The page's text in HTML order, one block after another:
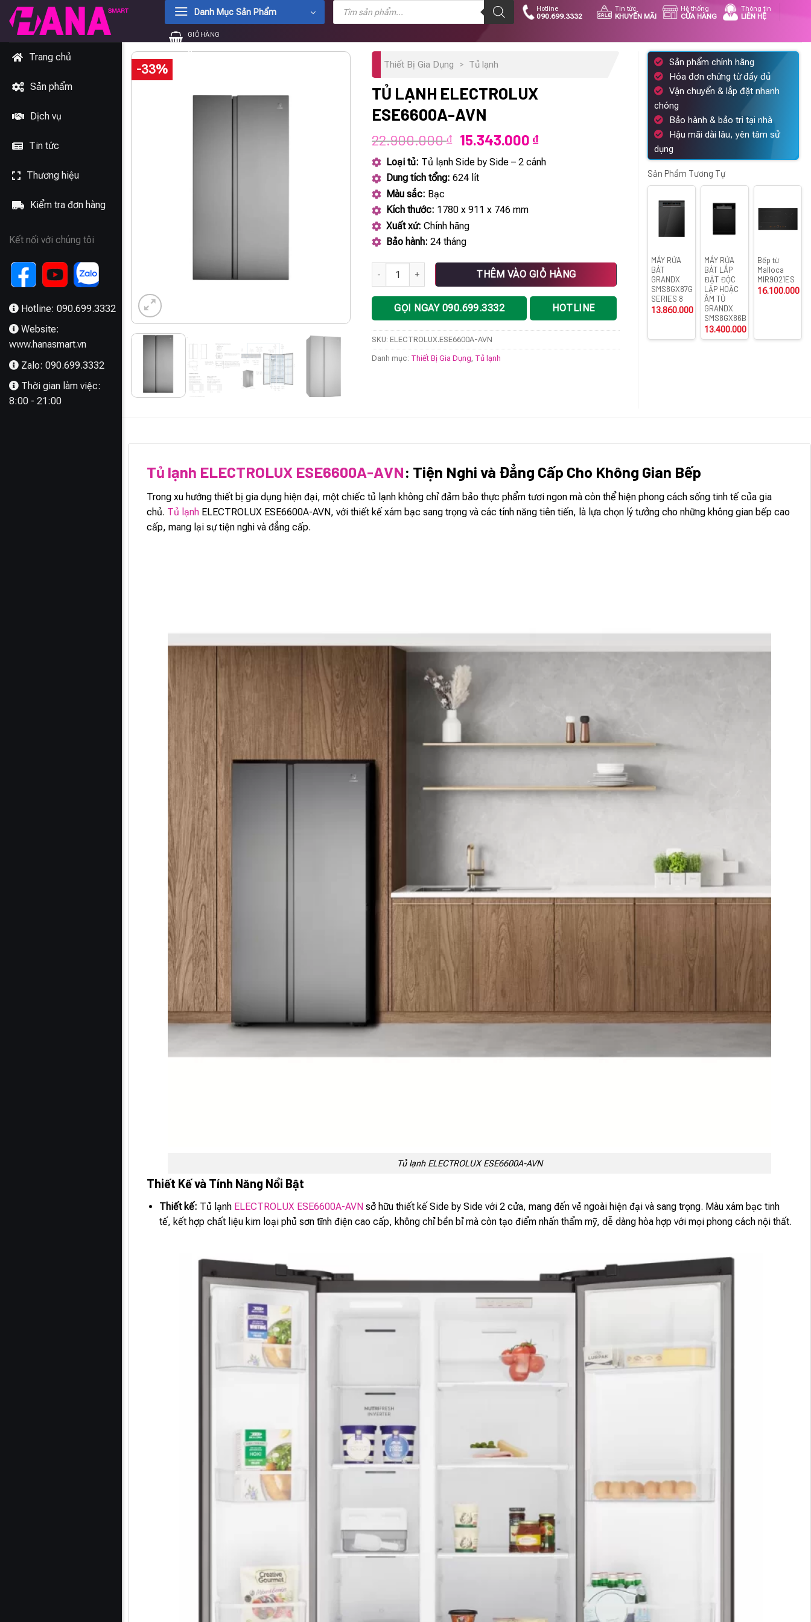
Chuyển
đến
dung
Danh Mục Sản Phẩm
Tìm
kiếm
phẩm
Hotline
090.699.3332
Tin tức
KHUYẾN MÃI
Hệ thống
CỬA HÀNG
Thông tin
LIÊN HỆ
GIỎ HÀNG
0₫
Trang chủ
Sản phẩm
Dịch vụ
Tin tức
Thương hiệu
Kiểm tra đơn hàng
Kết nối với chúng tôi
Hotline: 090.699.3332
Website:
www.hanasmart.vn
Zalo: 090.699.3332
Thời gian làm việc:
8:00 - 21:00
-33% Thiết Bị Gia Dụng > Tủ lạnh
TỦ LẠNH ELECTROLUX
ESE6600A-AVN
22.900.000₫
Giá
gốc
là:
22.900.000 ₫.
15.343.000 ₫Giá
hiện
tại
Loại tủ: Tủ lạnh Side by Side – 2 cánh
Dung tích tổng: 624 lít
Màu sắc: Bạc
Kích thước: 1780 x 911 x 746 mm
Xuất xứ: Chính hãng
Bảo hành: 24 tháng
Tủ lạnh ELECTROLUX ESE6600A-AVN số lượng
THÊM VÀO GIỎ HÀNG
GỌI NGAY 090.699.3332 HOTLINE
SKU:ELECTROLUX.ESE6600A-AVN
Danh mục: Thiết Bị Gia Dụng, Tủ lạnh
Sản phẩm chính hãng
Hóa đơn chứng từ đầy đủ
Vận chuyển & lắp đặt nhanh
chóng
Bảo hành & bảo trì tại nhà
Hậu mãi dài lâu, yên tâm sử
dụng
Sản Phẩm Tương Tự
MÁY RỬA
BÁT
GRANDX
SMS8GX87G
SERIES 8
13.860.000
MÁY RỬA
BÁT LẮP
ĐẶT ĐỘC
LẬP HOẶC
ÂM TỦ
GRANDX
SMS8GX86B
13.400.000
Bếp từ
Malloca
MIR9021ES
16.100.000
Tủ lạnh ELECTROLUX ESE6600A-AVN: Tiện Nghi và Đẳng Cấp Cho Không Gian Bếp
Trong xu hướng thiết bị gia dụng hiện đại, một chiếc tủ lạnh không chỉ đảm bảo thực phẩm tươi ngon mà còn thể hiện phong cách sống tinh tế của gia
chủ. Tủ lạnh ELECTROLUX ESE6600A-AVN, với thiết kế xám bạc sang trọng và các tính năng tiên tiến, là lựa chọn lý tưởng cho những không gian bếp cao
cấp, mang lại sự tiện nghi và đẳng cấp.
Tủ lạnh ELECTROLUX ESE6600A-AVN
Thiết Kế và Tính Năng Nổi Bật
Thiết kế: Tủ lạnh ELECTROLUX ESE6600A-AVN sở hữu thiết kế Side by Side với 2 cửa, mang đến vẻ ngoài hiện đại và sang trọng. Màu xám bạc tinh
tế, kết hợp chất liệu kim loại phủ sơn tĩnh điện cao cấp, không chỉ bền bỉ mà còn tạo điểm nhấn thẩm mỹ, dễ dàng hòa hợp với mọi phong cách nội thất.